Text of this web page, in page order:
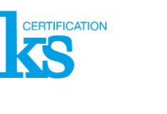
Vai
contenuto